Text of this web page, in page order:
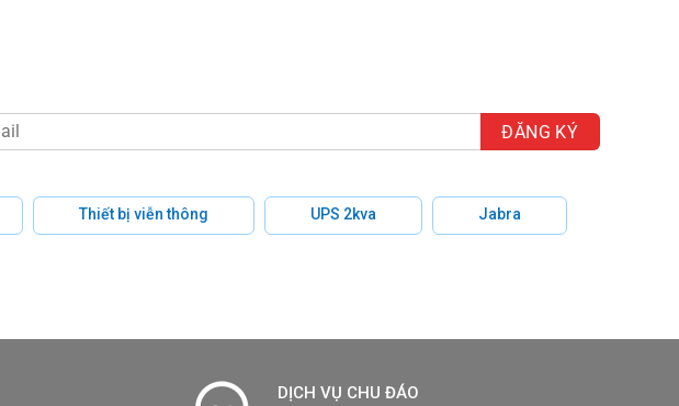
Thiết bị viễn thông UPS 2kva Jabra
DỊCH VỤ CHU ĐÁO